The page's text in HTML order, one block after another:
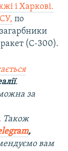
і Харкові.
по
загарбники
ракет (С-300).
.
за
Також
,
вам